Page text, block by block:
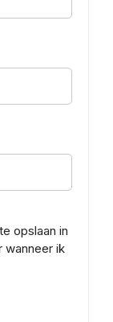
opslaan in
wanneer ik